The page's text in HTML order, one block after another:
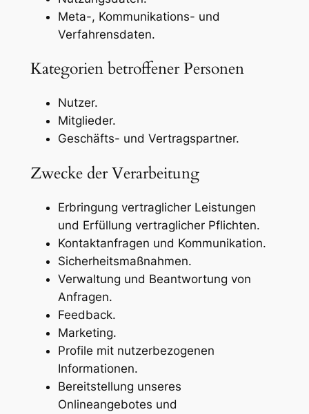
Meta-, Kommunikations- und
Verfahrensdaten.
Kategorien betroffener Personen
Nutzer.
Mitglieder.
Geschäfts- und Vertragspartner.
Zwecke der Verarbeitung
Erbringung vertraglicher Leistungen
und Erfüllung vertraglicher Pflichten.
Kontaktanfragen und Kommunikation.
Sicherheitsmaßnahmen.
Verwaltung und Beantwortung von
Anfragen.
Feedback.
Marketing.
Profile mit nutzerbezogenen
Informationen.
Bereitstellung unseres
Onlineangebotes und